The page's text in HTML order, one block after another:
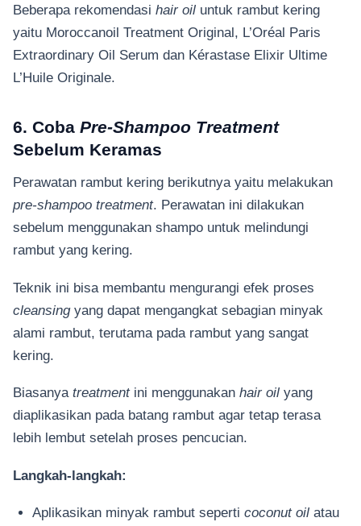
Beberapa rekomendasi hair oil untuk rambut kering
yaitu Moroccanoil Treatment Original, L’Oréal Paris
Extraordinary Oil Serum dan Kérastase Elixir Ultime
L’Huile Originale.
6. Coba Pre-Shampoo Treatment
Sebelum Keramas
Perawatan rambut kering berikutnya yaitu melakukan
pre-shampoo treatment. Perawatan ini dilakukan
sebelum menggunakan shampo untuk melindungi
rambut yang kering.
Teknik ini bisa membantu mengurangi efek proses
cleansing yang dapat mengangkat sebagian minyak
alami rambut, terutama pada rambut yang sangat
kering.
Biasanya treatment ini menggunakan hair oil yang
diaplikasikan pada batang rambut agar tetap terasa
lebih lembut setelah proses pencucian.
Langkah-langkah:
Aplikasikan minyak rambut seperti coconut oil atau